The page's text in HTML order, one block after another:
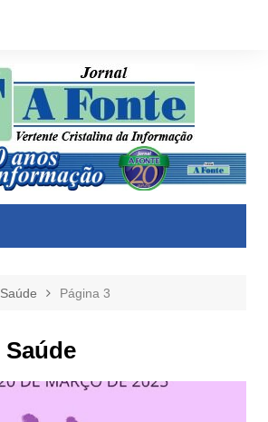
Saúde Página 3
Saúde